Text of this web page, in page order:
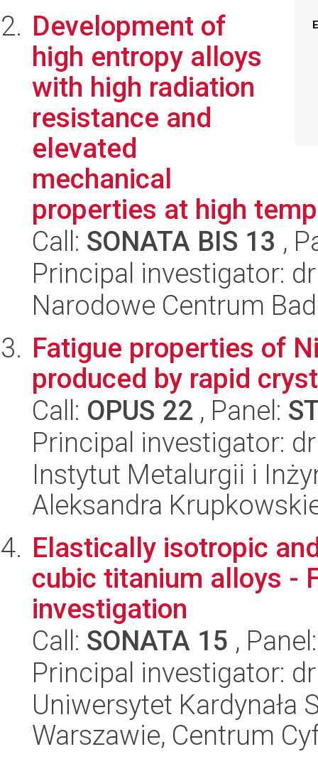
Development of
high entropy alloys
with high radiation
resistance and
elevated
mechanical
properties at high
Call: SONATA BIS 13 ,
Principal investigator:
Narodowe Centrum
Fatigue properties of
produced by rapid
Call: OPUS 22 , Panel:
Principal investigator:
Instytut Metalurgii i
Aleksandra
Elastically isotropic
cubic titanium alloys -
investigation
Call: SONATA 15 ,
Principal investigator:
Uniwersytet Kardynała
Warszawie, Centrum